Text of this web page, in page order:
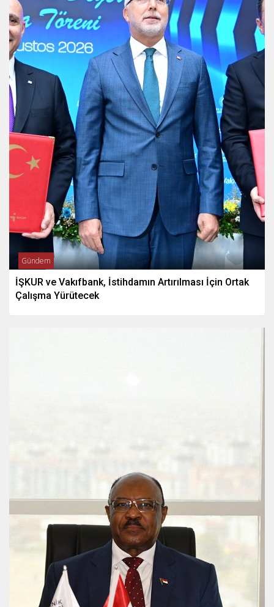
Gündem
İŞKUR ve Vakıfbank, İstihdamın Artırılması İçin Ortak
Çalışma Yürütecek